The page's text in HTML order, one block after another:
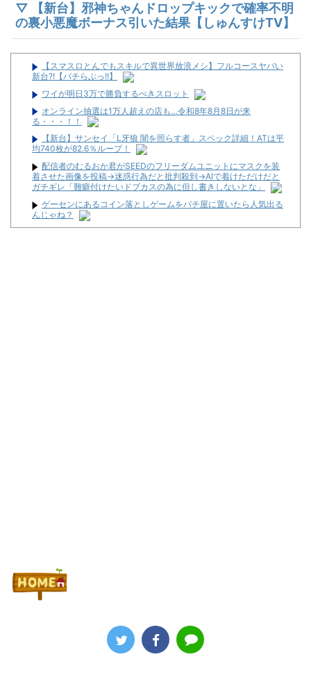
▽ 【新台】邪神ちゃんドロップキックで確率不明
の裏小悪魔ボーナス引いた結果【しゅんすけTV】
【スマスロとんでもスキルで異世界放浪メシ】フルコースヤバい
新台?!【パチらぶっ!!】
ワイが明日3万で勝負するべきスロット
オンライン抽選は1万人超えの店も…令和8年8月8日が来
る・・・！！
【新台】サンセイ「L牙狼 闇を照らす者」スペック詳細！ATは平
均740枚が82.6％ループ！
配信者のむるおか君がSEEDのフリーダムユニットにマスクを装
着させた画像を投稿→迷惑行為だと批判殺到→AIで着けただけだと
ガチギレ「難癖付けたいドブカスの為に但し書きしないとな」
ゲーセンにあるコイン落としゲームをパチ屋に置いたら人気出る
んじゃね？
KEIZ守山店「近日動きます！8月7日に重大告知！」→「8月7日